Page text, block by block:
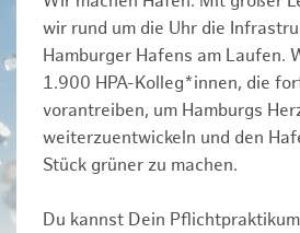
wir rund um die Uhr die
Hamburger Hafens am Laufen.
1.900 HPA-Kolleg*innen, die
vorantreiben, um Hamburgs
weiterzuentwickeln und den
Stück grüner zu machen.
Du kannst Dein